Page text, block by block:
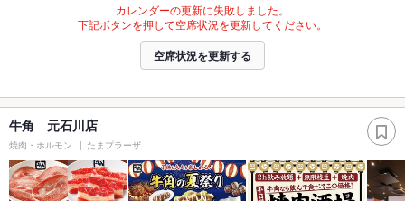
カレンダーの更新に失敗しました。
下記ボタンを押して空席状況を更新してください。
空席状況を更新する
牛角 元石川店
焼肉・ホルモン たまプラーザ